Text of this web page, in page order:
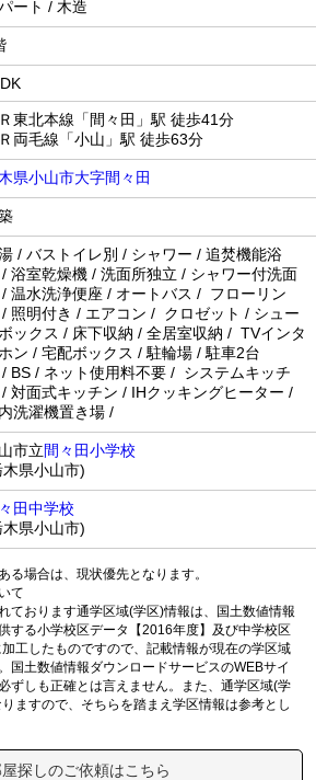
ート / 木造
Ｒ東北本線「間々田」駅 徒歩41分
Ｒ両毛線「小山」駅 徒歩63分
県小山市大字間々田
/ バストイレ別 / シャワー / 追焚機能浴
浴室乾燥機 / 洗面所独立 / シャワー付洗面
/ 温水洗浄便座 / オートバス / フローリン
/ 照明付き / エアコン / クロゼット / シュー
ックス / 床下収納 / 全居室収納 / TVインタ
ン / 宅配ボックス / 駐輪場 / 駐車2台
BS / ネット使用料不要 / システムキッチ
/ 対面式キッチン / IHクッキングヒーター /
洗濯機置き場 /
市立間々田小学校
県小山市)
田中学校
県小山市)
場合は、現状優先となります。
て
ております通学区域(学区)情報は、国土数値情報
する小学校区データ【2016年度】及び中学校区
工したものですので、記載情報が現在の学区域
国土数値情報ダウンロードサービスのWEBサイ
ずしも正確とは言えません。また、通学区域(学
ますので、そちらを踏まえ学区情報は参考とし
探しのご依頼はこちら